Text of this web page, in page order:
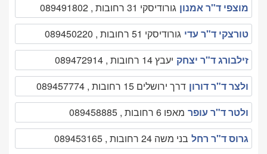
מוצפי ד"ר אמנון גורודיסקי 31 רחובות , 089491802
טורצקי ד"ר עדי גורודיסקי 51 רחובות , 089450220
זילבורג ד"ר יצחק יעבץ 14 רחובות , 089472914
ולצר ד"ר דורון דרך ירושלים 15 רחובות , 089457774
ולטר ד"ר עופר מאפו 6 רחובות , 089458885
גרוס ד"ר רחל בני משה 24 רחובות , 089453165